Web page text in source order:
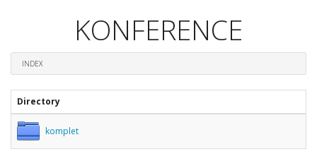
KONFERENCE
INDEX
Directory
komplet